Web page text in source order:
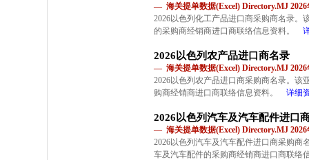
— 海关提单数据(Excel) Directory.MJ 2026
2026以色列化工产品进口商采购商名录。
的采购商经销商进口商联络信息资料。
2026以色列农产品进口商名录
— 海关提单数据(Excel) Directory.MJ 2026
2026以色列农产品进口商采购商名录。该
购商经销商进口商联络信息资料。
详细
2026以色列汽车及汽车配件进口
— 海关提单数据(Excel) Directory.MJ 2026
2026以色列汽车及汽车配件进口商采购商
车及汽车配件的采购商经销商进口商联络